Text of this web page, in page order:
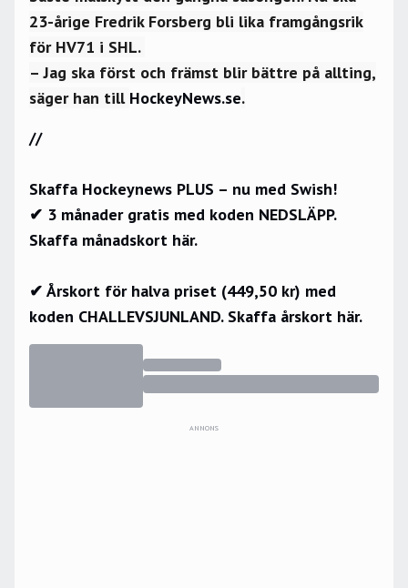
23-årige Fredrik Forsberg bli lika framgångsrik
för HV71 i SHL.
– Jag ska först och främst blir bättre på allting,
säger han till HockeyNews.se.
//
Skaffa Hockeynews PLUS – nu med Swish!
✔ 3 månader gratis med koden NEDSLÄPP.
Skaffa månadskort här.
✔ Årskort för halva priset (449,50 kr) med
koden CHALLEVSJUNLAND. Skaffa årskort här.
ANNONS